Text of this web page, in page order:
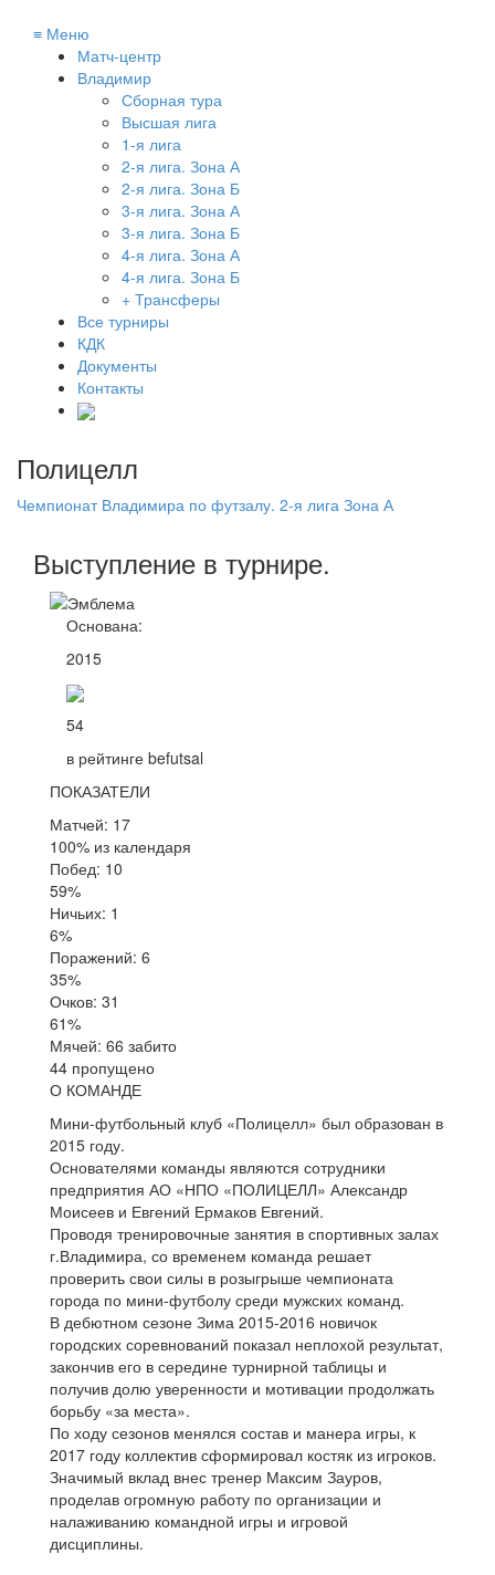
≡ Меню
Матч-центр
Владимир
Сборная тура
Высшая лига
1-я лига
2-я лига. Зона А
2-я лига. Зона Б
3-я лига. Зона А
3-я лига. Зона Б
4-я лига. Зона А
4-я лига. Зона Б
+ Трансферы
Все турниры
КДК
Документы
Контакты
Полицелл
Чемпионат Владимира по футзалу. 2-я лига Зона А
Выступление в турнире.
Основана:
2015
54
в рейтинге befutsal
ПОКАЗАТЕЛИ
Матчей: 17
100% из календаря
Побед: 10
59%
Ничьих: 1
6%
Поражений: 6
35%
Очков: 31
61%
Мячей: 66 забито
44 пропущено
О КОМАНДЕ
Мини-футбольный клуб «Полицелл» был образован в
2015 году.
Основателями команды являются сотрудники
предприятия АО «НПО «ПОЛИЦЕЛЛ» Александр
Моисеев и Евгений Ермаков Евгений.
Проводя тренировочные занятия в спортивных залах
г.Владимира, со временем команда решает
проверить свои силы в розыгрыше чемпионата
города по мини-футболу среди мужских команд.
В дебютном сезоне Зима 2015-2016 новичок
городских соревнований показал неплохой результат,
закончив его в середине турнирной таблицы и
получив долю уверенности и мотивации продолжать
борьбу «за места».
По ходу сезонов менялся состав и манера игры, к
2017 году коллектив сформировал костяк из игроков.
Значимый вклад внес тренер Максим Зауров,
проделав огромную работу по организации и
налаживанию командной игры и игровой
дисциплины.